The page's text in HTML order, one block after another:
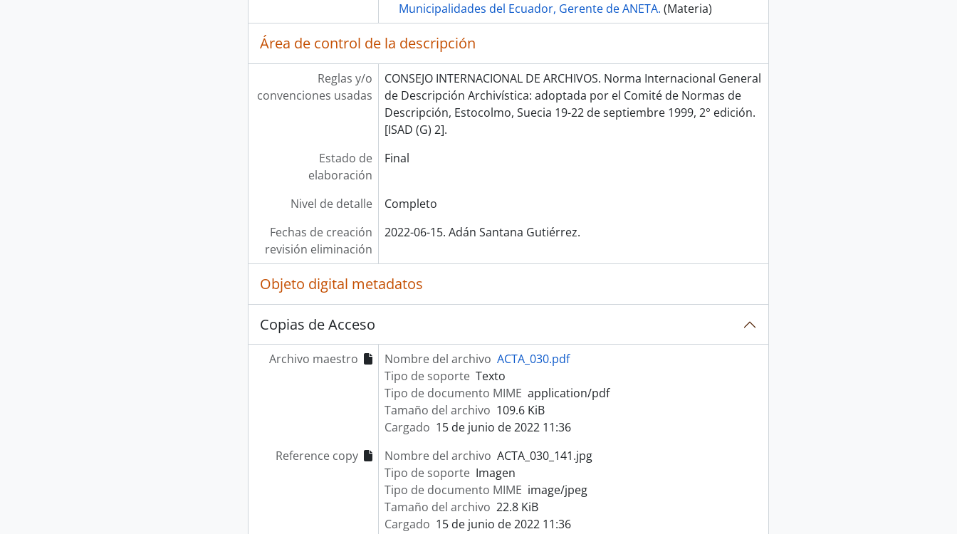
Municipalidades del Ecuador, Gerente de ANETA. (Materia)
Área de control de la descripción
Reglas y/o
convenciones usadas
CONSEJO INTERNACIONAL DE ARCHIVOS. Norma Internacional General
de Descripción Archivística: adoptada por el Comité de Normas de
Descripción, Estocolmo, Suecia 19-22 de septiembre 1999, 2° edición.
[ISAD (G) 2].
Estado de
elaboración
Final
Nivel de detalle
Completo
Fechas de creación
revisión eliminación
2022-06-15. Adán Santana Gutiérrez.
Objeto digital metadatos
Copias de Acceso
Archivo maestro Nombre del archivo ACTA_030.pdf
Tipo de soporte Texto
Tipo de documento MIME application/pdf
Tamaño del archivo 109.6 KiB
Cargado 15 de junio de 2022 11:36
Reference copy
Nombre del archivo ACTA_030_141.jpg
Tipo de soporte Imagen
Tipo de documento MIME image/jpeg
Tamaño del archivo 22.8 KiB
Cargado 15 de junio de 2022 11:36